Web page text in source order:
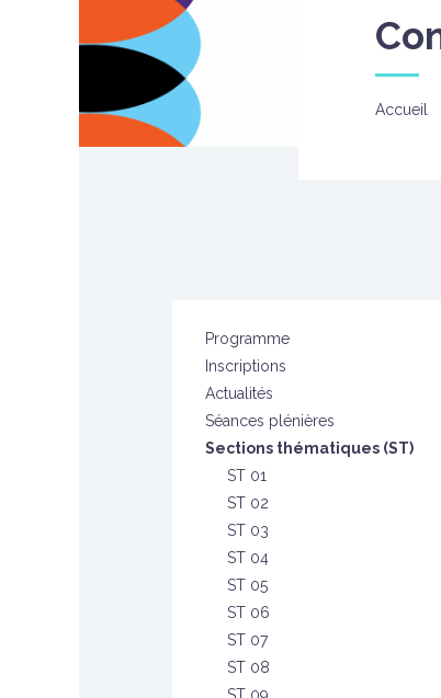
Accueil
Programme
Inscriptions
Actualités
Séances plénières
Sections thématiques (ST)
ST 01
ST 02
ST 03
ST 04
ST 05
ST 06
ST 07
ST 08